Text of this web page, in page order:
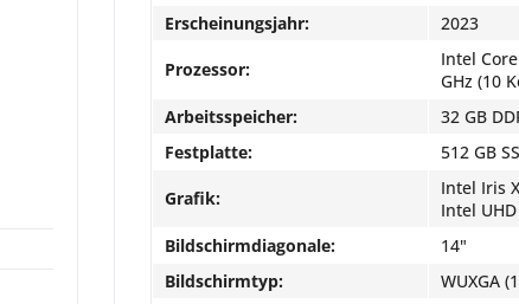
Erscheinungsjahr:
2023
Prozessor:
Intel
GHz (10
Arbeitsspeicher:
32 GB
Festplatte:
512 GB
Grafik:
Intel Iris
Intel
Bildschirmdiagonale:
14"
Bildschirmtyp:
WUXGA